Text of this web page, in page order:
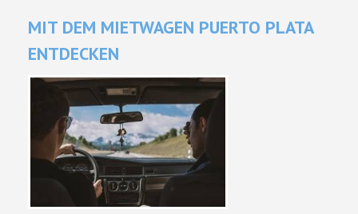
MIT DEM MIETWAGEN PUERTO PLATA
ENTDECKEN